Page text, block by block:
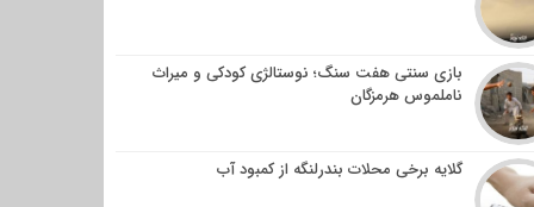
بازی سنتی هفت سنگ؛ نوستالژی کودکی و میراث
ناملموس هرمزگان
گلایه برخی محلات بندرلنگه از کمبود آب